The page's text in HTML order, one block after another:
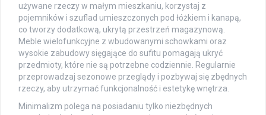
używane rzeczy w małym mieszkaniu, korzystaj z
pojemników i szuflad umieszczonych pod łóżkiem i kanapą,
co tworzy dodatkową, ukrytą przestrzeń magazynową.
Meble wielofunkcyjne z wbudowanymi schowkami oraz
wysokie zabudowy sięgające do sufitu pomagają ukryć
przedmioty, które nie są potrzebne codziennie. Regularnie
przeprowadzaj sezonowe przeglądy i pozbywaj się zbędnych
rzeczy, aby utrzymać funkcjonalność i estetykę wnętrza.
Minimalizm polega na posiadaniu tylko niezbędnych